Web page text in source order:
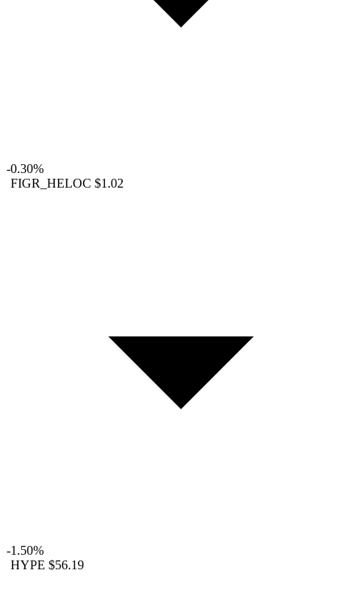
-0.30%
FIGR_HELOC $1.02
-1.50%
HYPE $56.19